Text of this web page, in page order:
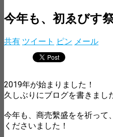
今年も、初ゑびす祭
共有 ツイート ピン メール
2019年が始まりました！
久しぶりにブログを書きまし
今年も、商売繫盛をを祈って
くださいました！